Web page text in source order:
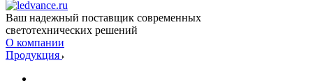
Ваш надежный поставщик современных
светотехнических решений
О компании
Продукция